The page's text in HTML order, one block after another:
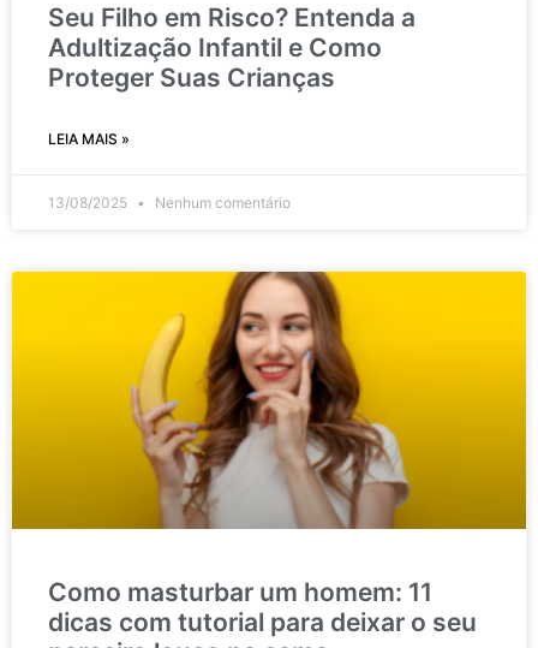
Seu Filho em Risco? Entenda a
Adultização Infantil e Como
Proteger Suas Crianças
LEIA MAIS »
13/08/2025 Nenhum comentário
Como masturbar um homem: 11
dicas com tutorial para deixar o seu